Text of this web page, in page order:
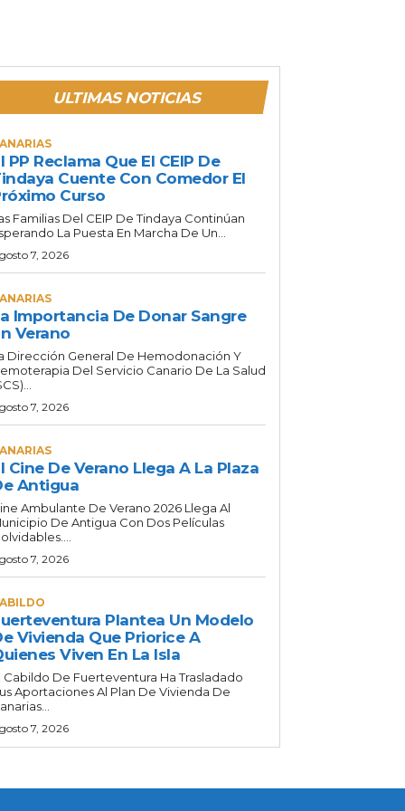
ULTIMAS NOTICIAS
PP Reclama Que El CEIP De
Cuente Con Comedor El
Curso
Familias Del CEIP De Tindaya Continúan
La Puesta En Marcha De Un...
7, 2026
Importancia De Donar Sangre
Verano
Dirección General De Hemodonación Y
Del Servicio Canario De La Salud
7, 2026
Cine De Verano Llega A La Plaza
Antigua
Ambulante De Verano 2026 Llega Al
De Antigua Con Dos Películas
7, 2026
Plantea Un Modelo
Vivienda Que Priorice A
Viven En La Isla
Cabildo De Fuerteventura Ha Trasladado
Aportaciones Al Plan De Vivienda De
7, 2026